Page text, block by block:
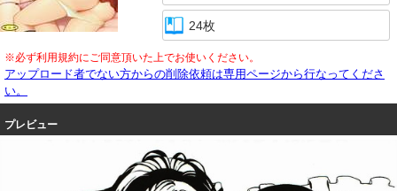
24枚
※必ず利用規約にご同意頂いた上でお使いください。
アップロード者でない方からの削除依頼は専用ページから行なってくださ
い。
プレビュー